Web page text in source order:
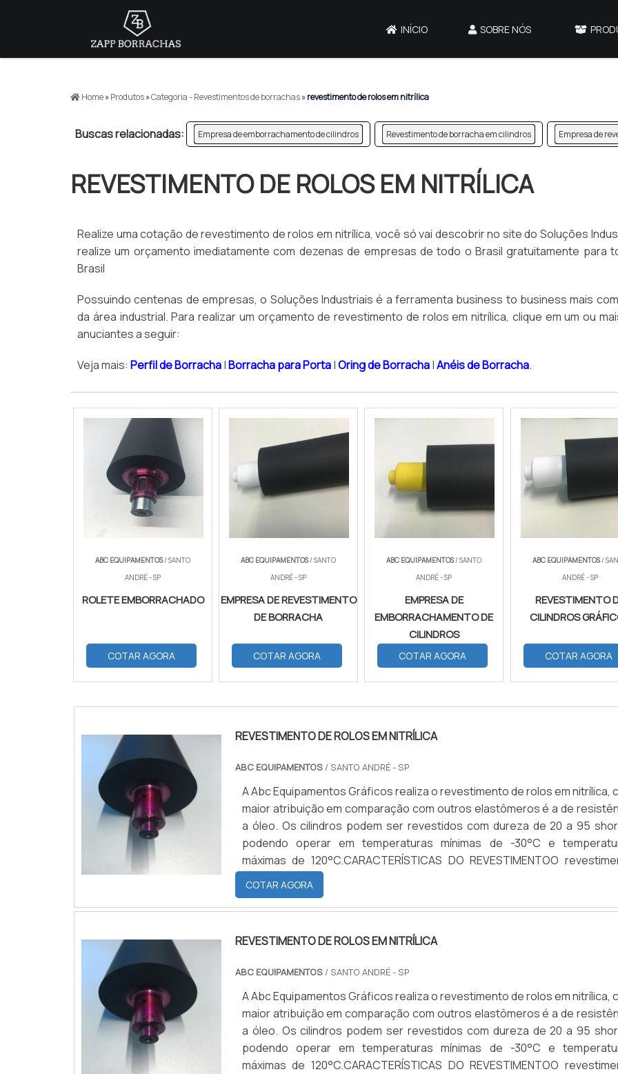
INÍCIO SOBRE NÓS
>
Home»Produtos»Categoria - Revestimentos de borrachas»revestimento de rolos em nitrílica
Buscas relacionadas: Empresa de emborrachamento de cilindros Revestimento de borracha em cilindros Empresa de
REVESTIMENTO DE ROLOS EM NITRÍLICA
Realize uma cotação de revestimento de rolos em nitrílica, você só vai descobrir no site do Soluções
realize um orçamento imediatamente com dezenas de empresas de todo o Brasil gratuitamente para
Brasil
Possuindo centenas de empresas, o Soluções Industriais é a ferramenta business to business mais
da área industrial. Para realizar um orçamento de revestimento de rolos em nitrílica, clique em um ou
anuciantes a seguir:
Veja mais: Perfil de Borracha|Borracha para Porta|Oring de Borracha|Anéis de Borracha.
ABC EQUIPAMENTOS/ SANTO
ANDRÉ - SP
ROLETE EMBORRACHADO
COTAR AGORA
ABC EQUIPAMENTOS/ SANTO
ANDRÉ - SP
EMPRESA DE REVESTIMENTO
DE BORRACHA
COTAR AGORA
ABC EQUIPAMENTOS/ SANTO
ANDRÉ - SP
EMPRESA DE
EMBORRACHAMENTO DE
CILINDROS
COTAR AGORA
ABC EQUIPAMENTOS/
ANDRÉ - SP
REVESTIMENTO
CILINDROS
COTAR AGORA
REVESTIMENTO DE ROLOS EM NITRÍLICA
ABC EQUIPAMENTOS / SANTO ANDRÉ - SP
A Abc Equipamentos Gráficos realiza o revestimento de rolos em nitrílica,
maior atribuição em comparação com outros elastômeros é a de
a óleo. Os cilindros podem ser revestidos com dureza de 20 a 95
podendo operar em temperaturas mínimas de -30°C e
máximas de 120°C.CARACTERÍSTICAS DO REVESTIMENTOO
apresenta como características a excelente resistência a abrasão e
aderência aos metai...
COTAR AGORA
REVESTIMENTO DE ROLOS EM NITRÍLICA
ABC EQUIPAMENTOS / SANTO ANDRÉ - SP
A Abc Equipamentos Gráficos realiza o revestimento de rolos em nitrílica,
maior atribuição em comparação com outros elastômeros é a de
a óleo. Os cilindros podem ser revestidos com dureza de 20 a 95
podendo operar em temperaturas mínimas de -30°C e
máximas de 120°C.CARACTERÍSTICAS DO REVESTIMENTOO